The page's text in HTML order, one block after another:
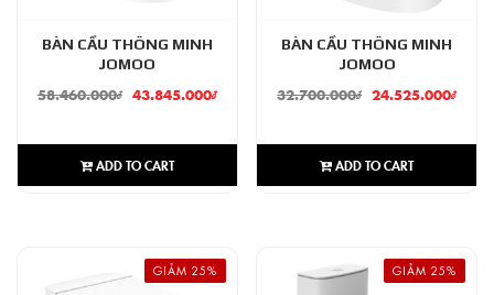
BÀN CẦU THÔNG MINH
JOMOO
58.460.000₫ 43.845.000₫
ADD TO CART
BÀN CẦU THÔNG MINH
JOMOO
32.700.000₫ 24.525.000₫
ADD TO CART
GIẢM 25% GIẢM 25%